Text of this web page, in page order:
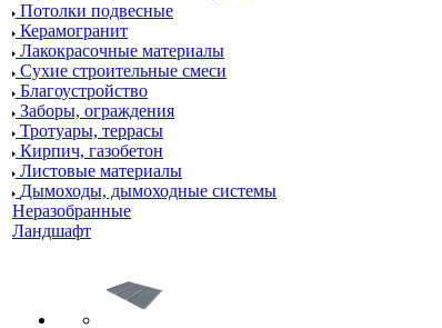
Потолки подвесные
Керамогранит
Лакокрасочные материалы
Сухие строительные смеси
Благоустройство
Заборы, ограждения
Тротуары, террасы
Кирпич, газобетон
Листовые материалы
Дымоходы, дымоходные системы
Неразобранные
Ландшафт